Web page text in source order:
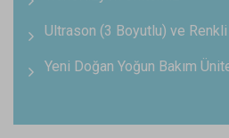
Ultrason (3 Boyutlu) ve
Yeni Doğan Yoğun Bakım